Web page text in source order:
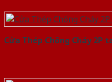
Cửa Thép Chống Cháy 2P